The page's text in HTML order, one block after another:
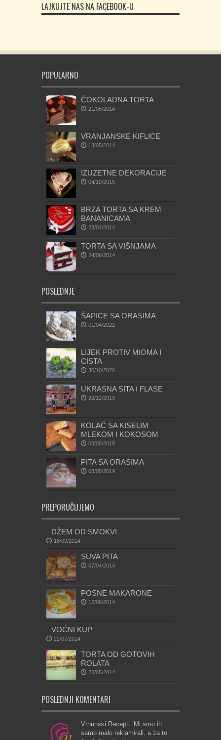
LAJKUJTE NAS NA FACEBOOK-U
POPULARNO
ČOKOLADNA TORTA
21/05/2014
VRANJANSKE KIFLICE
13/05/2014
IZUZETNE DEKORACIJE
04/10/2015
BRZA TORTA SA KREM
BANANICAMA
28/04/2014
TORTA SA VIŠNJAMA
24/06/2014
POSLEDNJE
ŠAPICE SA ORASIMA
01/04/2022
LIJEK PROTIV MIOMA I
CISTA
30/10/2020
UKRASNA SITA I FLASE
22/12/2019
KOLAČ SA KISELIM
MLEKOM I KOKOSOM
08/05/2019
PITA SA ORASIMA
08/05/2019
PREPORUČUJEMO
DŽEM OD SMOKVI
18/09/2014
SUVA PITA
07/04/2014
POSNE MAKARONE
12/06/2014
VOĆNI KUP
22/07/2014
TORTA OD GOTOVIH
ROLATA
28/05/2014
POSLEDNJI KOMENTARI
Vrhunski Recepti: Mi smo ih
samo malo reklamirali, a za to